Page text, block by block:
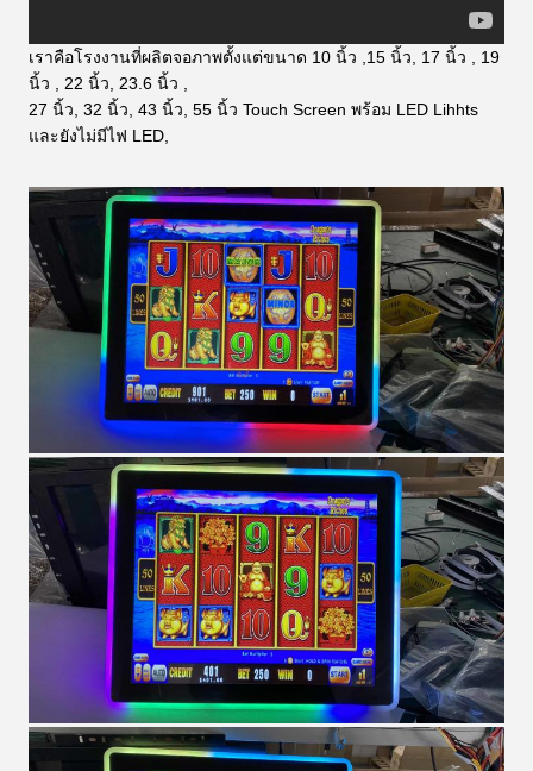
เราคือโรงงานที่ผลิตจอภาพตั้งแต่ขนาด 10 นิ้ว ,15 นิ้ว, 17 นิ้ว , 19
นิ้ว , 22 นิ้ว, 23.6 นิ้ว ,
27 นิ้ว, 32 นิ้ว, 43 นิ้ว, 55 นิ้ว Touch Screen พร้อม LED Lihhts
และยังไม่มีไฟ LED,